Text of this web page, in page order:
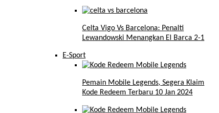
Celta Vigo Vs Barcelona: Penalti
Lewandowski Menangkan El Barca 2-1
E-Sport
Pemain Mobile Legends, Segera Klaim
Kode Redeem Terbaru 10 Jan 2024